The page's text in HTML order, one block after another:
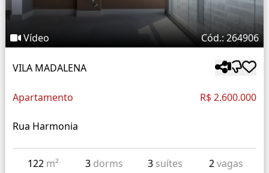
Vídeo Cód.: 264906
VILA MADALENA
Apartamento R$ 2.600.000
Rua Harmonia
122 m² 3 dorms 3 suítes 2vagas